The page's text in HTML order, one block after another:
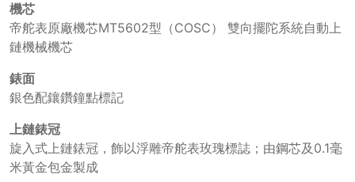
機芯
帝舵表原廠機芯MT5602型（COSC） 雙向擺陀系統自動上
鏈機械機芯
錶面
銀色配鑲鑽鐘點標記
上鏈錶冠
旋入式上鏈錶冠，飾以浮雕帝舵表玫瑰標誌；由鋼芯及0.1毫
米黃金包金製成